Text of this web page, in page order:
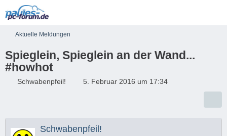
Aktuelle Meldungen
Spieglein, Spieglein an der Wand...
#howhot
Schwabenpfeil! 5. Februar 2016 um 17:34
Schwabenpfeil!